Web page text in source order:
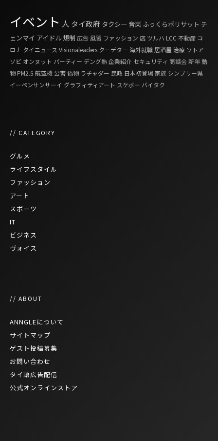
イベント 人 タイ政府 タクシー 音楽 ふっくらボリサット チ
ェンマイ アイドル規制 広告 風習 ファッション 店 ツルハ LCC 不動産 コ
ロナ タイニュース Visionaleaders クーデター 海外就職 居酒屋 治療 ソトア
ソビ オンヌット パーティー デング熱企業紹介 セキュリティ 商談会新年動
物PM2.5 航空機 公害偽物 ラチャダー 民政 日本初登場 家族 シンブリー県
イーペンサンサーイ グラフィティアート スケボー バイタク
// CATEGORY
グルメ
ライフスタイル
ファッション
アート
スポーツ
IT
ビジネス
ヴォイス
// ABOUT
ANNGLEについて
サイトマップ
ゲスト投稿募集
お問い合わせ
タイ語広告配信
公式オンラインストア